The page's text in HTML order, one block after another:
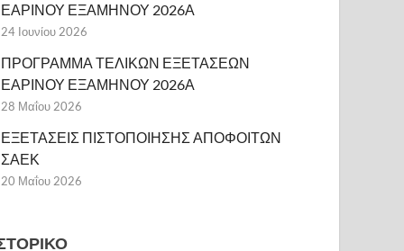
ΕΑΡΙΝΟΥ ΕΞΑΜΗΝΟΥ 2026Α
24 Ιουνίου 2026
ΠΡΟΓΡΑΜΜΑ ΤΕΛΙΚΩΝ ΕΞΕΤΑΣΕΩΝ
ΕΑΡΙΝΟΥ ΕΞΑΜΗΝΟΥ 2026Α
28 Μαΐου 2026
ΕΞΕΤΑΣΕΙΣ ΠΙΣΤΟΠΟΙΗΣΗΣ ΑΠΟΦΟΙΤΩΝ
ΣΑΕΚ
20 Μαΐου 2026